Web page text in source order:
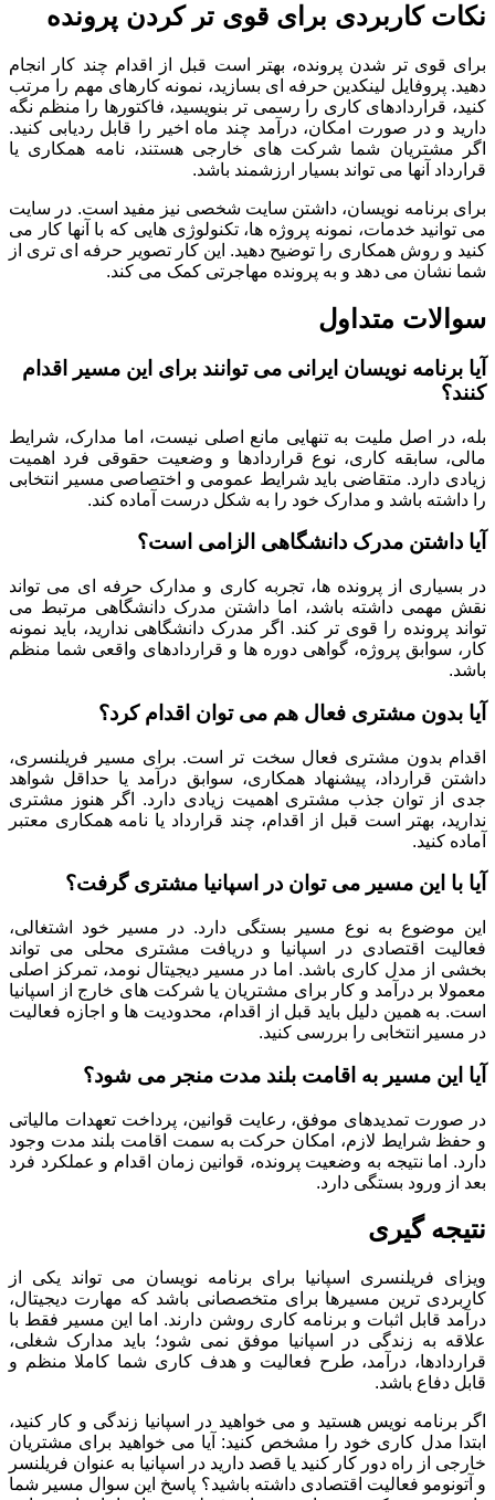
نکات کاربردی برای قوی تر کردن پرونده
برای قوی تر شدن پرونده، بهتر است قبل از اقدام چند کار انجام
دهید. پروفایل لینکدین حرفه ای بسازید، نمونه کارهای مهم را مرتب
کنید، قراردادهای کاری را رسمی تر بنویسید، فاکتورها را منظم نگه
دارید و در صورت امکان، درآمد چند ماه اخیر را قابل ردیابی کنید.
اگر مشتریان شما شرکت های خارجی هستند، نامه همکاری یا
قرارداد آنها می تواند بسیار ارزشمند باشد.
برای برنامه نویسان، داشتن سایت شخصی نیز مفید است. در سایت
می توانید خدمات، نمونه پروژه ها، تکنولوژی هایی که با آنها کار می
کنید و روش همکاری را توضیح دهید. این کار تصویر حرفه ای تری از
شما نشان می دهد و به پرونده مهاجرتی کمک می کند.
سوالات متداول
آیا برنامه نویسان ایرانی می توانند برای این مسیر اقدام
کنند؟
بله، در اصل ملیت به تنهایی مانع اصلی نیست، اما مدارک، شرایط
مالی، سابقه کاری، نوع قراردادها و وضعیت حقوقی فرد اهمیت
زیادی دارد. متقاضی باید شرایط عمومی و اختصاصی مسیر انتخابی
را داشته باشد و مدارک خود را به شکل درست آماده کند.
آیا داشتن مدرک دانشگاهی الزامی است؟
در بسیاری از پرونده ها، تجربه کاری و مدارک حرفه ای می تواند
نقش مهمی داشته باشد، اما داشتن مدرک دانشگاهی مرتبط می
تواند پرونده را قوی تر کند. اگر مدرک دانشگاهی ندارید، باید نمونه
کار، سوابق پروژه، گواهی دوره ها و قراردادهای واقعی شما منظم
باشد.
آیا بدون مشتری فعال هم می توان اقدام کرد؟
اقدام بدون مشتری فعال سخت تر است. برای مسیر فریلنسری،
داشتن قرارداد، پیشنهاد همکاری، سوابق درآمد یا حداقل شواهد
جدی از توان جذب مشتری اهمیت زیادی دارد. اگر هنوز مشتری
ندارید، بهتر است قبل از اقدام، چند قرارداد یا نامه همکاری معتبر
آماده کنید.
آیا با این مسیر می توان در اسپانیا مشتری گرفت؟
این موضوع به نوع مسیر بستگی دارد. در مسیر خود اشتغالی،
فعالیت اقتصادی در اسپانیا و دریافت مشتری محلی می تواند
بخشی از مدل کاری باشد. اما در مسیر دیجیتال نومد، تمرکز اصلی
معمولا بر درآمد و کار برای مشتریان یا شرکت های خارج از اسپانیا
است. به همین دلیل باید قبل از اقدام، محدودیت ها و اجازه فعالیت
در مسیر انتخابی را بررسی کنید.
آیا این مسیر به اقامت بلند مدت منجر می شود؟
در صورت تمدیدهای موفق، رعایت قوانین، پرداخت تعهدات مالیاتی
و حفظ شرایط لازم، امکان حرکت به سمت اقامت بلند مدت وجود
دارد. اما نتیجه به وضعیت پرونده، قوانین زمان اقدام و عملکرد فرد
بعد از ورود بستگی دارد.
نتیجه گیری
ویزای فریلنسری اسپانیا برای برنامه نویسان می تواند یکی از
کاربردی ترین مسیرها برای متخصصانی باشد که مهارت دیجیتال،
درآمد قابل اثبات و برنامه کاری روشن دارند. اما این مسیر فقط با
علاقه به زندگی در اسپانیا موفق نمی شود؛ باید مدارک شغلی،
قراردادها، درآمد، طرح فعالیت و هدف کاری شما کاملا منظم و
قابل دفاع باشد.
اگر برنامه نویس هستید و می خواهید در اسپانیا زندگی و کار کنید،
ابتدا مدل کاری خود را مشخص کنید: آیا می خواهید برای مشتریان
خارجی از راه دور کار کنید یا قصد دارید در اسپانیا به عنوان فریلنسر
و آتونومو فعالیت اقتصادی داشته باشید؟ پاسخ این سوال مسیر شما